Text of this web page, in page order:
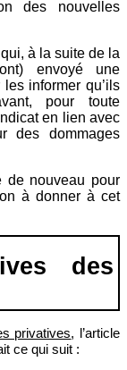
des nouvelles
à la suite de la
envoyé une
informer qu’ils
pour toute
en lien avec
des dommages
de nouveau pour
à donner à cet
des
privatives, l’article
ce qui suit :